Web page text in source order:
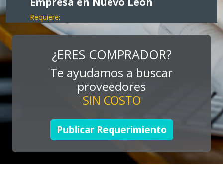
Requiere:
MARKETING
Especificaciones:
Consultoría, promocionales, stands,
expos, activaciones
Aplicar al Requerimiento
Empresa en Jalisco
Requiere:
TUBERÍA INOXIDABLE
¿ERES COMPRADOR?
Te ayudamos a buscar
proveedores
SIN COSTO
Publicar Requerimiento